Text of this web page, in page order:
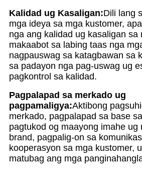
Kalidad ug Kasaligan:Dili lang
mga ideya sa mga kustomer,
nga ang kalidad ug kasaligan sa
makaabot sa labing taas nga
nagpauswag sa katagbawan sa
sa padayon nga pag-uswag ug
pagkontrol sa kalidad.
Pagpalapad sa merkado ug
pagpamaligya:Aktibong
merkado, pagpalapad sa base
pagtukod og maayong imahe ug
brand, pagpalig-on sa
kooperasyon sa mga kustomer,
matubag ang mga